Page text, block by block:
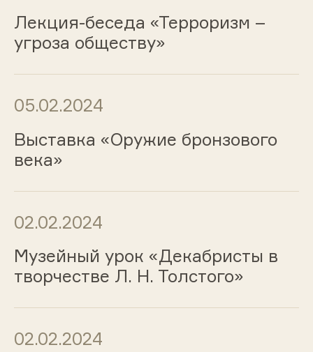
Лекция-беседа «Терроризм –
угроза обществу»
05.02.2024
Выставка «Оружие бронзового
века»
02.02.2024
Музейный урок «Декабристы в
творчестве Л. Н. Толстого»
02.02.2024